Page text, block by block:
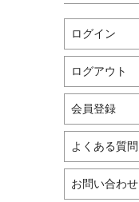
ログイン
ログアウト
会員登録
よくある質問
お問い合わせ